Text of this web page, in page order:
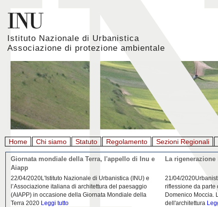
Istituto Nazionale di Urbanistica
Associazione di protezione ambientale
Home Chi siamo Statuto Regolamento Sezioni Regionali
Giornata mondiale della Terra, l'appello di Inu e
Aiapp
22/04/2020L'Istituto Nazionale di Urbanistica (INU) e
l’Associazione italiana di architettura del paesaggio
(AIAPP) in occasione della Giornata Mondiale della
Terra 2020 Leggi tutto
La
21/04/
riflessione da parte
Domenico Moccia.
dell'architettura